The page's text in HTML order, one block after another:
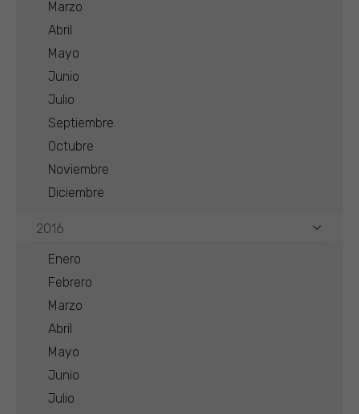
Marzo
Abril
Mayo
Junio
Julio
Septiembre
Octubre
Noviembre
Diciembre
2016
Enero
Febrero
Marzo
Abril
Mayo
Junio
Julio